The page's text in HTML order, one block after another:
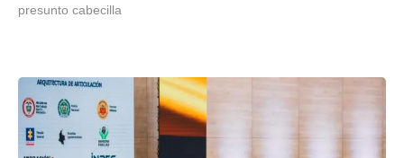
presunto cabecilla